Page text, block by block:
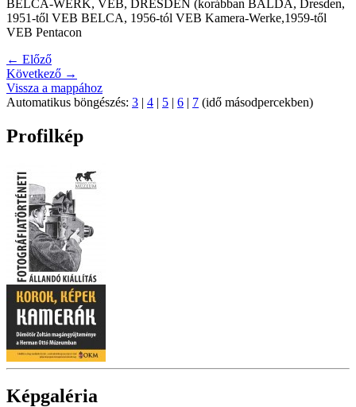
BELCA-WERK, VEB, DRESDEN (korábban BALDA, Dresden,
1951-től VEB BELCA, 1956-tól VEB Kamera-Werke,1959-től
VEB Pentacon
← Előző
Következő →
Vissza a mappához
Automatikus böngészés: 3 | 4 | 5 | 6 | 7 (idő másodpercekben)
Profilkép
Képgaléria